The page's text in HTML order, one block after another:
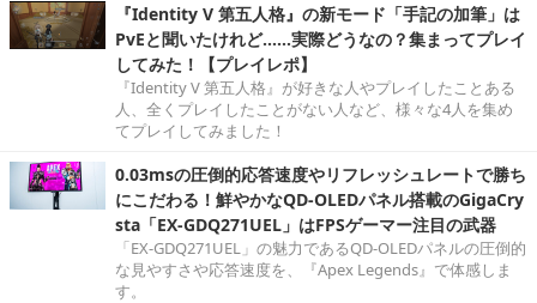
『Identity V 第五人格』の新モード「手記の加筆」は
PvEと聞いたけれど……実際どうなの？集まってプレイ
してみた！【プレイレポ】
『Identity V 第五人格』が好きな人やプレイしたことある
人、全くプレイしたことがない人など、様々な4人を集め
てプレイしてみました！
0.03msの圧倒的応答速度やリフレッシュレートで勝ち
にこだわる！鮮やかなQD-OLEDパネル搭載のGigaCry
sta「EX-GDQ271UEL」はFPSゲーマー注目の武器
「EX-GDQ271UEL」の魅力であるQD-OLEDパネルの圧倒的
な見やすさや応答速度を、『Apex Legends』で体感しま
す。